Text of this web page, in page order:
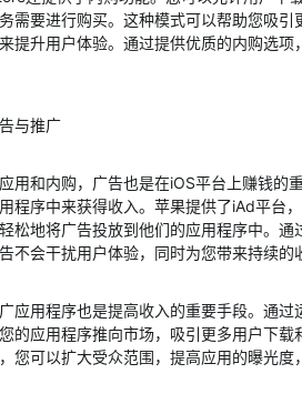
需要进行购买。这种模式可以帮助您吸
提升用户体验。通过提供优质的内购选项
与推广
用和内购，广告也是在iOS平台上赚钱的
程序中来获得收入。苹果提供了iAd平台
松地将广告投放到他们的应用程序中。通
不会干扰用户体验，同时为您带来持续的
应用程序也是提高收入的重要手段。通
的应用程序推向市场，吸引更多用户下
您可以扩大受众范围，提高应用的曝光度